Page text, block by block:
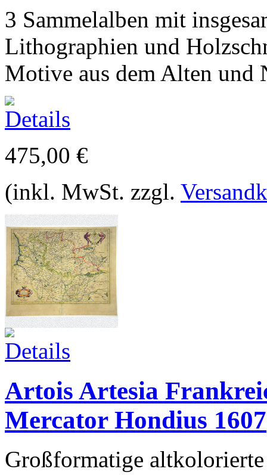
3 Sammelalben mit
Lithographien und
Motive aus dem Alten und
475,00 €
(inkl. MwSt. zzgl.
Artois Artesia
Mercator Hondius 1607
Großformatige